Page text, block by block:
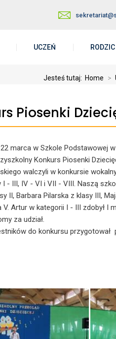
UCZEŃ RODZIC
Jesteś tutaj: Home >
Piosenki
marca w Szkole Podstawowej
Konkurs Piosenki
walczyli w konkursie
I - III, IV - VI i VII - VIII. Naszą
II, Barbara Pilarska z klasy III,
V. Artur w kategorii I - III zdobył I
za udział.
do konkursu przygotował